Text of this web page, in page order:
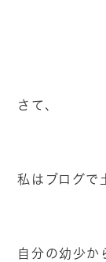
さて、
私はブログで
自分の幼少か